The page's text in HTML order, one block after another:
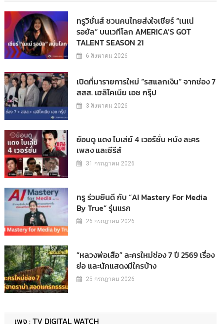
ทรูวิชั่นส์ ชวนคนไทยส่งใจเชียร์ “เนเน่
รอยัล” บนเวทีโลก AMERICA’S GOT
TALENT SEASON 21
6 สิงหาคม 2026
เปิดที่มารายการใหม่ “รสแลกเงิน” จากช่อง 7
สสส. เฮลิโคเนีย เอช กรุ๊ป
3 สิงหาคม 2026
ย้อนดู แดง ไบเล่ย์ 4 เวอร์ชั่น หนัง ละคร
เพลง และซีรีส์
31 กรกฎาคม 2026
ทรู ร่วมยินดี กับ “AI Mastery For Media
By True” รุ่นแรก
26 กรกฎาคม 2026
“หลวงพ่อเสือ” ละครใหม่ช่อง 7 ปี 2569 เรื่อง
ย่อ และนักแสดงมีใครบ้าง
25 กรกฎาคม 2026
เพจ : TV DIGITAL WATCH